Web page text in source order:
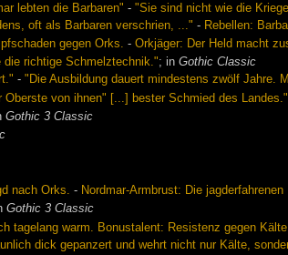
lebten die Barbaren" -"Sie sind nicht wie die
oft als Barbaren verschrien, ..." - Rebellen:
gegen Orks. -Orkjäger: Der Held macht
die richtige Schmelztechnik."; inGothic Classic
-"Die Ausbildung dauert mindestens zwölf Jahre.
Oberste von ihnen" [...] bester Schmied des Landes."
Gothic 3 Classic
nach Orks. - Nordmar-Armbrust: Die
Gothic 3 Classic
tagelang warm. Bonustalent: Resistenz gegen Kälte
dick gepanzert und wehrt nicht nur Kälte,